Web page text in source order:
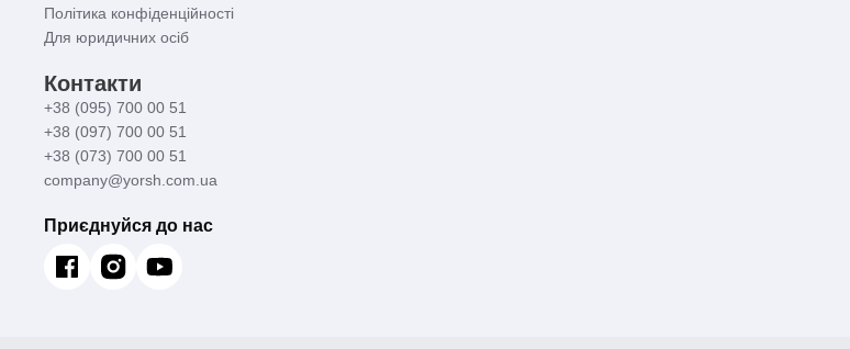
Політика конфіденційності
Для юридичних осіб
Контакти
+38 (095) 700 00 51
+38 (097) 700 00 51
+38 (073) 700 00 51
company@yorsh.com.ua
Приєднуйся до нас